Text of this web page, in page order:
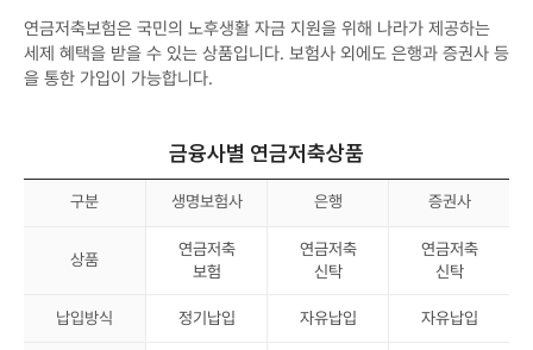
망
까
지
연금저축보험은 국민의 노후생활 자금 지원을 위해 나라가 제공하는
세제 혜택을 받을 수 있는 상품입니다. 보험사 외에도 은행과 증권사 등
을 통한 가입이 가능합니다.
금융사별 연금저축상품
구분 생명보험사 은행 증권사
상품
연금저축
보험
연금저축
신탁
연금저축
신탁
납입방식 정기납입 자유납입 자유납입